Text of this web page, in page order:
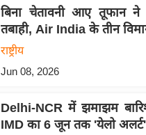
बिना चेतावनी आए तूफान ने
तबाही, Air India के तीन
राष्ट्रीय
Jun 08, 2026
Delhi-NCR में झमाझम
IMD का 6 जून तक 'येलो